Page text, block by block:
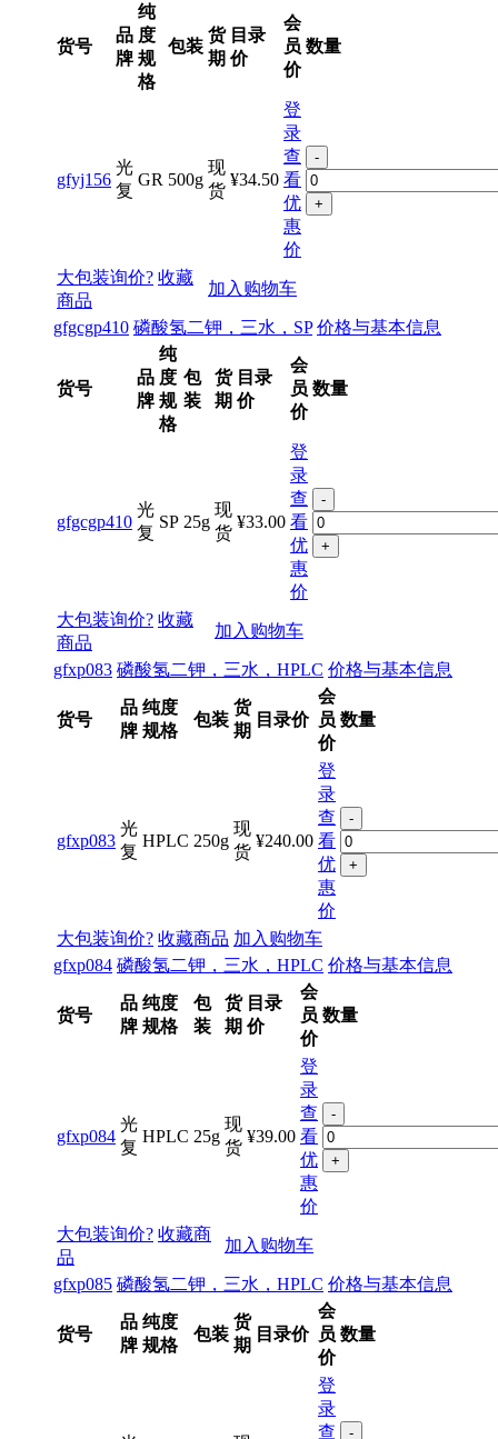
货号
品
牌
纯
度
规
格
包装
货
期
目录
价
会
员
价
数量
gfyj156
光
复
GR 500g
现
货
¥34.50
登
录
查
看
优
惠
价
-
+
大包装询价? 收藏
商品
加入购物车
gfgcgp410 磷酸氢二钾，三水，SP 价格与基本信息
货号
品
牌
纯
度
规
格
包
装
货
期
目录
价
会
员
价
数量
gfgcgp410
光
复
SP 25g
现
货
¥33.00
登
录
查
看
优
惠
价
-
+
大包装询价? 收藏
商品
加入购物车
gfxp083 磷酸氢二钾，三水，HPLC 价格与基本信息
货号
品
牌
纯度
规格
包装
货
期
目录价
会
员
价
数量
gfxp083
光
复
HPLC 250g
现
货
¥240.00
登
录
查
看
优
惠
价
-
+
大包装询价? 收藏商品 加入购物车
gfxp084 磷酸氢二钾，三水，HPLC 价格与基本信息
货号
品
牌
纯度
规格
包
装
货
期
目录
价
会
员
价
数量
gfxp084
光
复
HPLC 25g
现
货
¥39.00
登
录
查
看
优
惠
价
-
+
大包装询价? 收藏商
品
加入购物车
gfxp085 磷酸氢二钾，三水，HPLC 价格与基本信息
货号
品
牌
纯度
规格
包装
货
期
目录价
会
员
价
数量
登
录
查
-